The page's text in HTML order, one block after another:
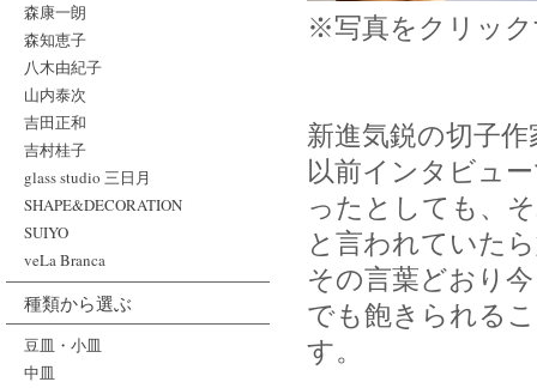
森康一朗
森知恵子
八木由紀子
山内泰次
吉田正和
吉村桂子
glass studio 三日月
SHAPE&DECORATION
SUIYO
veLa Branca
種類から選ぶ
豆皿・小皿
中皿
※写真をクリッ
新進気鋭の切子
以前インタビュ
ったとしても、
と言われていた
その言葉どおり
でも飽きられる
す。